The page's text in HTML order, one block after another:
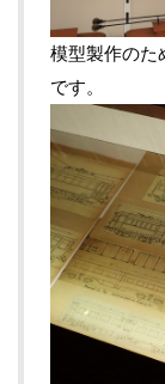
模型製作のた
です。